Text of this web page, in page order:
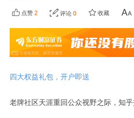
点赞 2 评论 0 收藏
四大权益礼包，开户即送
老牌社区天涯重回公众视野之际，知